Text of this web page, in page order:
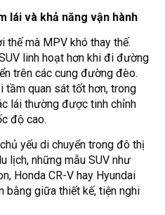
lái và khả năng vận hành
thế mà MPV khó thay thế.
linh hoạt hơn khi đi đường
trên các cung đường đèo.
tầm quan sát tốt hơn, trong
lái thường được tinh chỉnh
độ cao.
yếu di chuyển trong đô thị
lịch, những mẫu SUV như
Honda CR-V hay Hyundai
bằng giữa thiết kế, tiện nghi